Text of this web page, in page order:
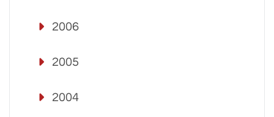
2006
2005
2004